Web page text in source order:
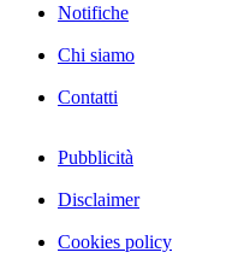
Notifiche
Chi siamo
Contatti
Pubblicità
Disclaimer
Cookies policy